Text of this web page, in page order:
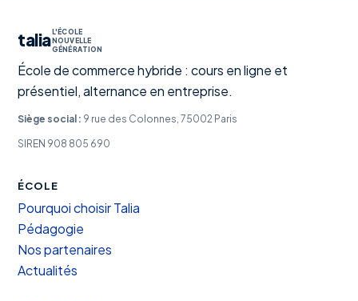
taliaL'ÉCOLE
NOUVELLE
GÉNÉRATION
École de commerce hybride : cours en ligne et
présentiel, alternance en entreprise.
Siège social : 9 rue des Colonnes, 75002 Paris
SIREN 908 805 690
ÉCOLE
Pourquoi choisir Talia
Pédagogie
Nos partenaires
Actualités